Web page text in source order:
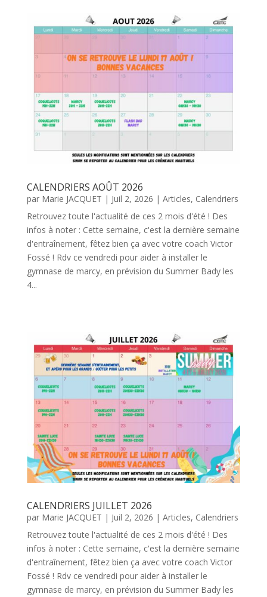
CALENDRIERS AOÛT 2026
par Marie JACQUET | Juil 2, 2026 | Articles, Calendriers
Retrouvez toute l'actualité de ces 2 mois d'été ! Des
infos à noter : Cette semaine, c'est la dernière semaine
d'entraînement, fêtez bien ça avec votre coach Victor
Fossé ! Rdv ce vendredi pour aider à installer le
gymnase de marcy, en prévision du Summer Bady les
4...
CALENDRIERS JUILLET 2026
par Marie JACQUET | Juil 2, 2026 | Articles, Calendriers
Retrouvez toute l'actualité de ces 2 mois d'été ! Des
infos à noter : Cette semaine, c'est la dernière semaine
d'entraînement, fêtez bien ça avec votre coach Victor
Fossé ! Rdv ce vendredi pour aider à installer le
gymnase de marcy, en prévision du Summer Bady les